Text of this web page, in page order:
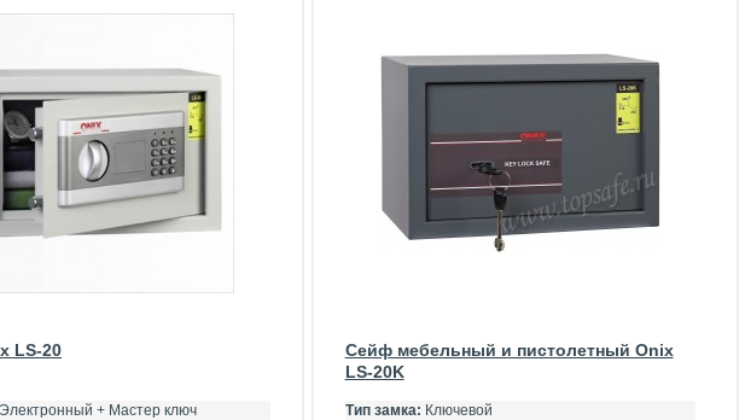
LS-20
Электронный + Мастер ключ
Сейф мебельный и пистолетный Onix
LS-20K
Тип замка: Ключевой